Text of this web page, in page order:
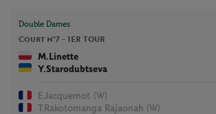
Double Dames
Court n°7 - 1ER TOUR
M.Linette
Y.Starodubtseva
E.Jacquemot (W)
T.Rakotomanga Rajaonah (W)